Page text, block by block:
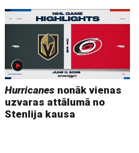
Hurricanes nonāk vienas
uzvaras attālumā no
Stenlija kausa